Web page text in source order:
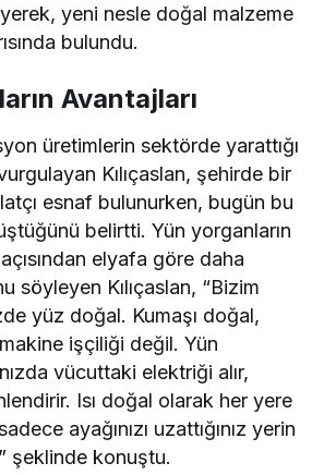
yeni nesle doğal malzeme
bulundu.
Avantajları
üretimlerin sektörde yarattığı
Kılıçaslan, şehirde bir
esnaf bulunurken, bugün bu
belirtti. Yün yorganların
elyafa göre daha
söyleyen Kılıçaslan, “Bizim
yüz doğal. Kumaşı doğal,
işçiliği değil. Yün
vücuttaki elektriği alır,
Isı doğal olarak her yere
ayağınızı uzattığınız yerin
şeklinde konuştu.